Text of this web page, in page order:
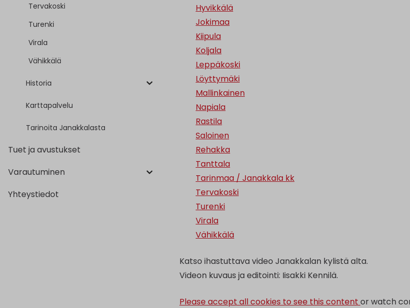
Tervakoski
Turenki
Virala
Vähikkälä
Historia
Karttapalvelu
Tarinoita Janakkalasta
Tuet ja avustukset
Varautuminen
Yhteystiedot
Hyvikkälä
Jokimaa
Kiipula
Koljala
Leppäkoski
Löyttymäki
Mallinkainen
Napiala
Rastila
Saloinen
Rehakka
Tanttala
Tarinmaa / Janakkala kk
Tervakoski
Turenki
Virala
Vähikkälä
Katso ihastuttava video Janakkalan kylistä alta.
Videon kuvaus ja editointi: Iisakki Kennilä.
Please accept all cookies to see this contentor watch